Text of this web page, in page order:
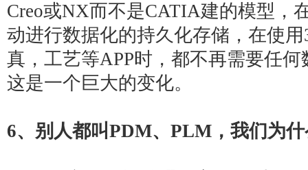
Creo或NX而不是CATIA建的模型，
动进行数据化的持久化存储，在使
真，工艺等APP时，都不再需要任
这是一个巨大的变化。
6、别人都叫PDM、PLM，我们为